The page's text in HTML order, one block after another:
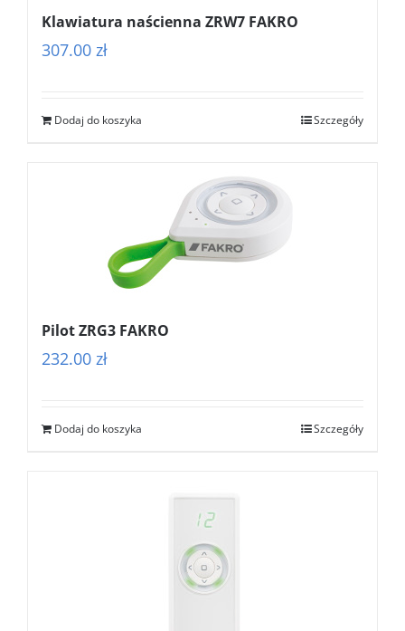
Klawiatura naścienna ZRW7 FAKRO
307.00 zł
Dodaj do koszyka Szczegóły
Pilot ZRG3 FAKRO
232.00 zł
Dodaj do koszyka Szczegóły